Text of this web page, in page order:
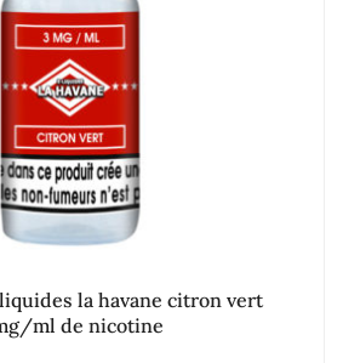
la havane citron vert
ml de nicotine